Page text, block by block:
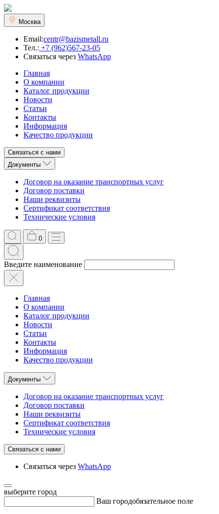
Москва
Email:centr@bazismetall.ru
Тел.: +7 (962)567-23-05
Связаться через WhatsApp
Главная
О компании
Каталог продукции
Новости
Статьи
Контакты
Информация
Качество продукции
Связаться с нами
Документы
Договор на оказание транспортных услуг
Договор поставки
Наши реквизиты
Сертификат соответствия
Технические условия
0
Введите наименование
Главная
О компании
Каталог продукции
Новости
Статьи
Контакты
Информация
Качество продукции
Документы
Договор на оказание транспортных услуг
Договор поставки
Наши реквизиты
Сертификат соответствия
Технические условия
Связаться с нами
Связаться через WhatsApp
выберите город
Ваш городобязательное поле